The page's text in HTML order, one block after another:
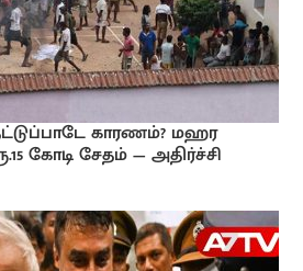
காரணம்? மஹர
கோடி சேதம் — அதிர்ச்சி